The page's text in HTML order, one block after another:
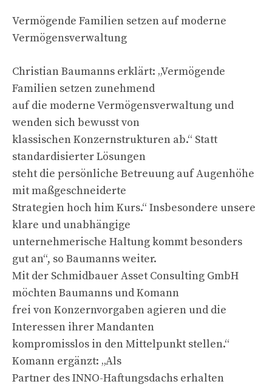
Vermögende Familien setzen auf moderne
Vermögensverwaltung
Christian Baumanns erklärt: „Vermögende
Familien setzen zunehmend
auf die moderne Vermögensverwaltung und
wenden sich bewusst von
klassischen Konzernstrukturen ab.“ Statt
standardisierter Lösungen
steht die persönliche Betreuung auf Augenhöhe
mit maßgeschneiderte
Strategien hoch him Kurs.“ Insbesondere unsere
klare und unabhängige
unternehmerische Haltung kommt besonders
gut an“, so Baumanns weiter.
Mit der Schmidbauer Asset Consulting GmbH
möchten Baumanns und Komann
frei von Konzernvorgaben agieren und die
Interessen ihrer Mandanten
kompromisslos in den Mittelpunkt stellen.“
Komann ergänzt: „Als
Partner des INNO-Haftungsdachs erhalten